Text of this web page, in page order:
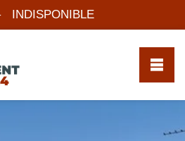
INDISPONIBLE